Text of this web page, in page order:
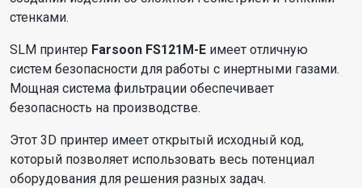
стенками.
SLM принтер Farsoon FS121M-E имеет отличную
систем безопасности для работы с инертными газами.
Мощная система фильтрации обеспечивает
безопасность на производстве.
Этот 3D принтер имеет открытый исходный код,
который позволяет использовать весь потенциал
оборудования для решения разных задач.